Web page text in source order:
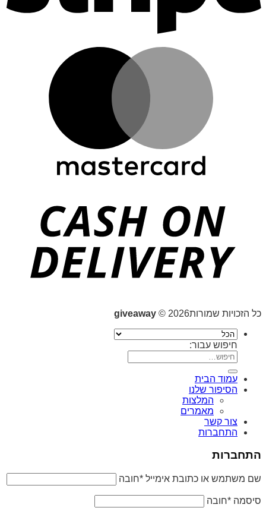
כל הזכויות שמורות2026 © giveaway
חיפוש עבור:
עמוד הבית
הסיפור שלנו
המלצות
מאמרים
צור קשר
התחברות
התחברות
שם משתמש או כתובת אימייל *חובה
סיסמה *חובה